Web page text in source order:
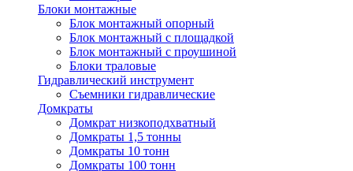
Блоки монтажные
Блок монтажный опорный
Блок монтажный с площадкой
Блок монтажный с проушиной
Блоки траловые
Гидравлический инструмент
Съемники гидравлические
Домкраты
Домкрат низкоподхватный
Домкраты 1,5 тонны
Домкраты 10 тонн
Домкраты 100 тонн